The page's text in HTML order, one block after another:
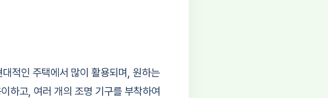
적인 주택에서 많이 활용되며, 원하는
하고, 여러 개의 조명 기구를 부착하여